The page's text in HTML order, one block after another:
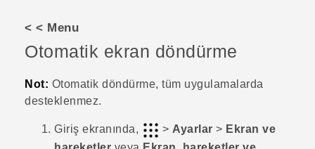
VIVERSE
DESTEK
< < Menu
Otomatik ekran döndürme
Not: Otomatik döndürme, tüm uygulamalarda
desteklenmez.
Giriş ekranında, > Ayarlar > Ekran ve